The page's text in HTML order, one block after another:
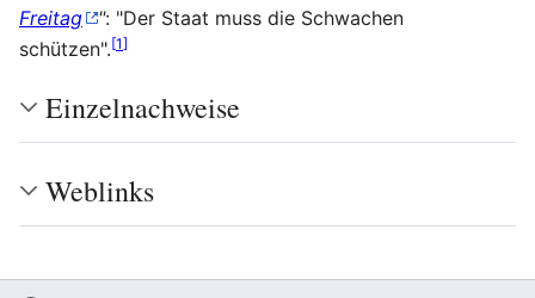
Freitag
": "Der Staat muss die Schwachen
schützen".[1]
Einzelnachweise
Weblinks